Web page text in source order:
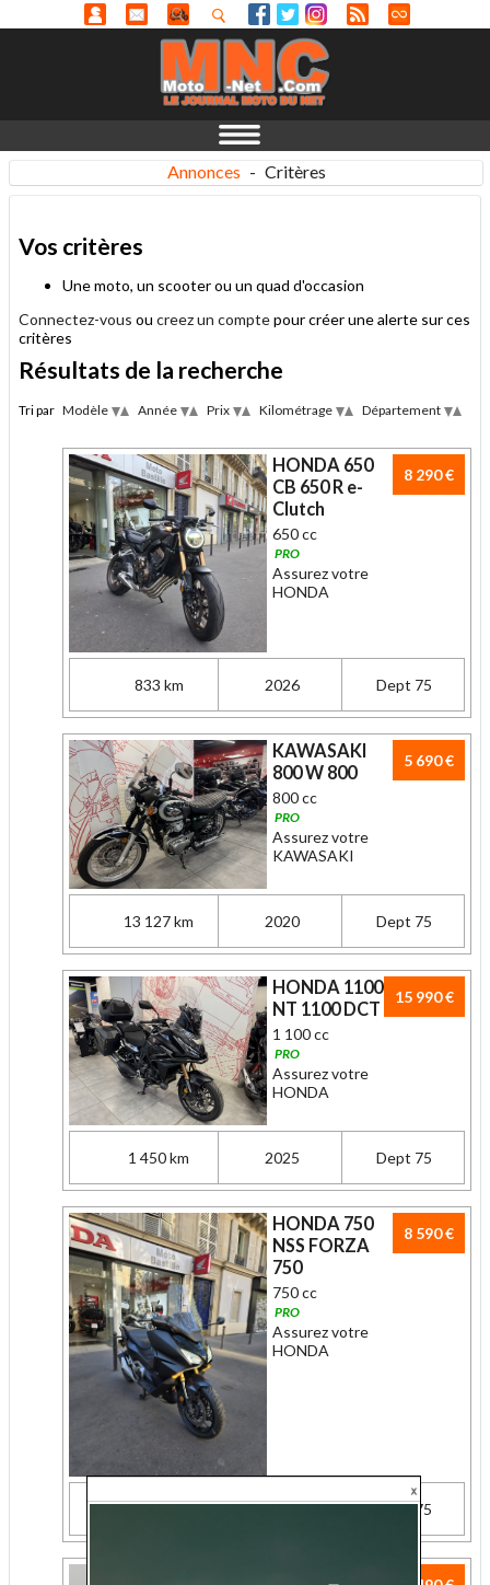
Annonces - Critères
Vos critères
Une moto, un scooter ou un quad d'occasion
Connectez-vous ou creez un comptepour créer une alerte sur ces
critères
Résultats de la recherche
Tri par Modèle AscDesc
Année AscDesc
Prix AscDesc
Kilométrage AscDesc
Département Asc
8 290 €
HONDA 650
CB 650 R e-
Clutch
650 cc
PRO
Assurez votre
HONDA
833 km 2026 Dept 75
5 690 €
KAWASAKI
800 W 800
800 cc
PRO
Assurez votre
KAWASAKI
13 127 km 2020 Dept 75
15 990 €
HONDA 1100
NT 1100 DCT
1 100 cc
PRO
Assurez votre
HONDA
1 450 km 2025 Dept 75
8 590 €
HONDA 750
NSS FORZA
750
750 cc
PRO
Assurez votre
HONDA
26 750 km 2023 Dept 75